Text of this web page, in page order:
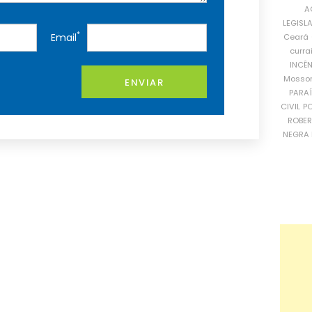
Email*
ENVIAR
Ceará
CIVIL
NEGRA